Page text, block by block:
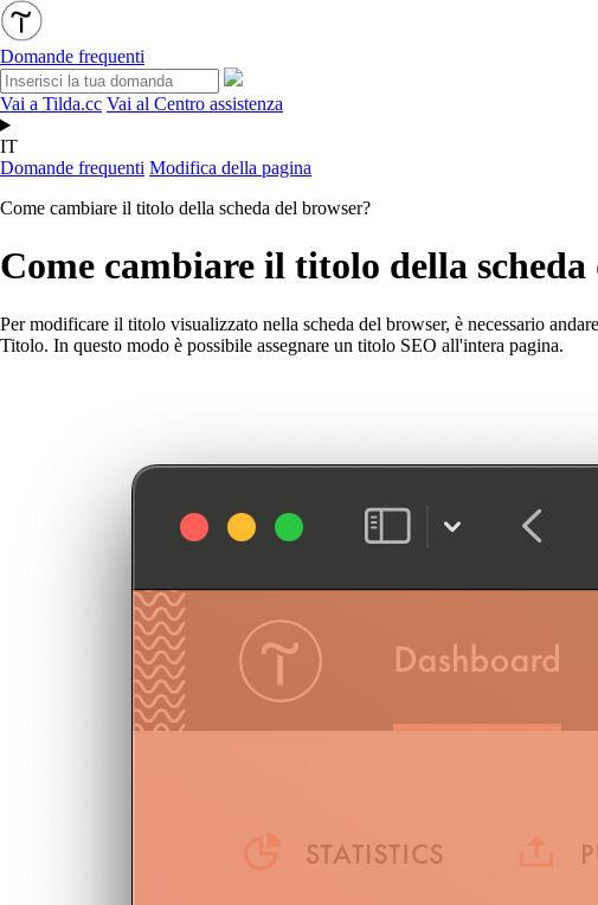
Domande frequenti
Vai a Tilda.cc Vai al Centro assistenza
IT
Domande frequenti Modifica della pagina
Come cambiare il titolo della scheda del browser?
Come cambiare il titolo della scheda
Per modificare il titolo visualizzato nella scheda del browser, è necessario
Titolo. In questo modo è possibile assegnare un titolo SEO all'intera pagina.